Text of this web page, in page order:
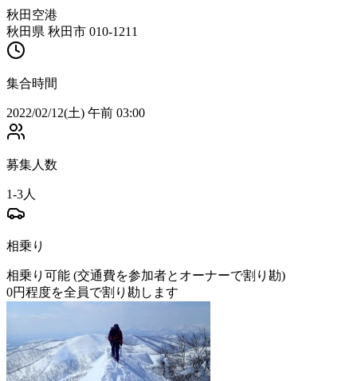
秋田空港
秋田県 秋田市 010-1211
集合時間
2022/02/12(土) 午前 03:00
募集人数
1-3人
相乗り
相乗り可能 (交通費を参加者とオーナーで割り勘)
0円程度を全員で割り勘します